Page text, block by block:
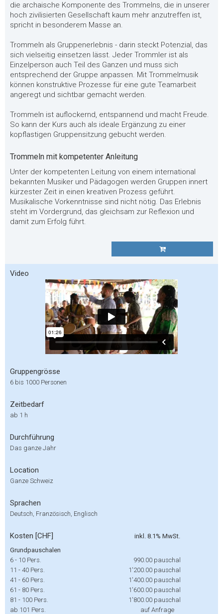
die archaische Komponente des Trommelns, die in unserer
hoch zivilisierten Gesellschaft kaum mehr anzutreffen ist,
spricht in besonderem Masse an.
Trommeln als Gruppenerlebnis - darin steckt Potenzial, das
sich vielseitig einsetzen lässt. Jeder Trommler ist als
Einzelperson auch Teil des Ganzen und muss sich
entsprechend der Gruppe anpassen. Mit Trommelmusik
können konstruktive Prozesse für eine gute Teamarbeit
angeregt und sichtbar gemacht werden.
Trommeln ist auflockernd, entspannend und macht Freude.
So kann der Kurs auch als ideale Ergänzung zu einer
kopflastigen Gruppensitzung gebucht werden.
Trommeln mit kompetenter Anleitung
Unter der kompetenten Leitung von einem international
bekannten Musiker und Pädagogen werden Gruppen innert
kürzester Zeit in einen kreativen Prozess geführt.
Musikalische Vorkenntnisse sind nicht nötig. Das Erlebnis
steht im Vordergrund, das gleichsam zur Reflexion und
damit zum Erfolg führt.
Video
Gruppengrösse
6 bis 1000 Personen
Zeitbedarf
ab 1 h
Durchführung
Das ganze Jahr
Location
Ganze Schweiz
Sprachen
Deutsch, Französisch, Englisch
Kosten [CHF]
inkl. 8.1% MwSt.
Grundpauschalen
6 - 10 Pers.
990.00 pauschal
11 - 40 Pers.
1'200.00 pauschal
41 - 60 Pers.
1'400.00 pauschal
61 - 80 Pers.
1'600.00 pauschal
81 - 100 Pers.
1'800.00 pauschal
ab 101 Pers.
auf Anfrage